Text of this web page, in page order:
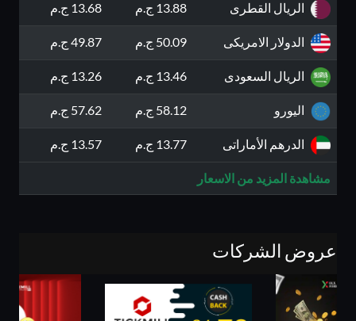
الريال القطرى 13.88 ج.م 13.68 ج.م
الدولار الامريكى 50.09 ج.م 49.87 ج.م
الريال السعودى 13.46 ج.م 13.26 ج.م
اليورو 58.12 ج.م 57.62 ج.م
الدرهم الأماراتى 13.77 ج.م 13.57 ج.م
مشاهدة المزيد من الاسعار
عروض الشركات